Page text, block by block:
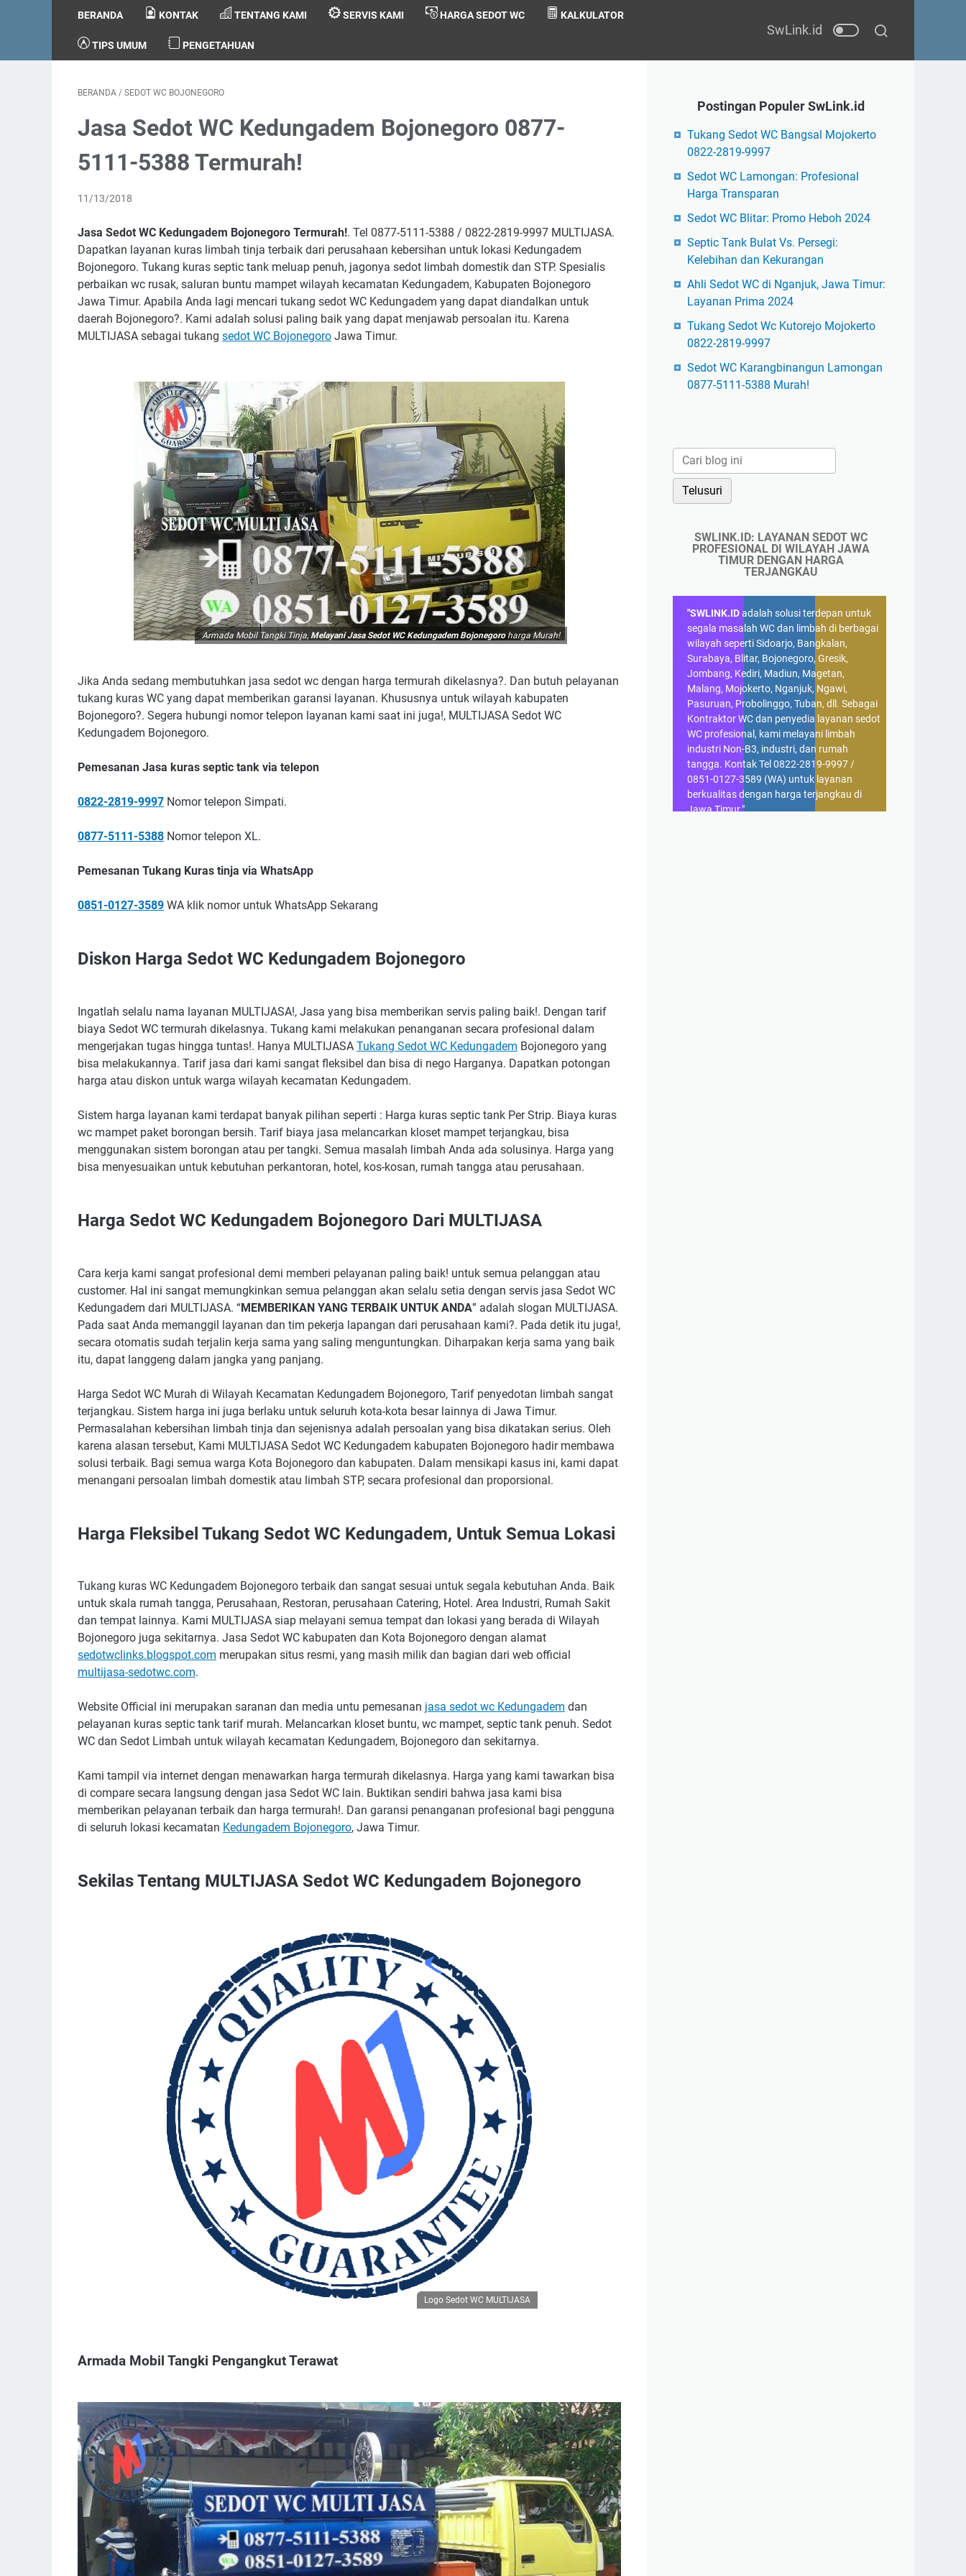
BERANDA KONTAK TENTANG KAMI SERVIS KAMI HARGA SEDOT WC KALKULATOR
TIPS UMUM PENGETAHUAN
BERANDA / SEDOT WC BOJONEGORO
Jasa Sedot WC Kedungadem Bojonegoro 0877-
5111-5388 Termurah!
11/13/2018
Jasa Sedot WC Kedungadem Bojonegoro Termurah!. Tel 0877-5111-5388 / 0822-2819-9997 MULTIJASA.
Dapatkan layanan kuras limbah tinja terbaik dari perusahaan kebersihan untuk lokasi Kedungadem
Bojonegoro. Tukang kuras septic tank meluap penuh, jagonya sedot limbah domestik dan STP. Spesialis
perbaikan wc rusak, saluran buntu mampet wilayah kecamatan Kedungadem, Kabupaten Bojonegoro
Jawa Timur. Apabila Anda lagi mencari tukang sedot WC Kedungadem yang dapat diandalkan untuk
daerah Bojonegoro?. Kami adalah solusi paling baik yang dapat menjawab persoalan itu. Karena
MULTIJASA sebagai tukang sedot WC Bojonegoro Jawa Timur.
Armada Mobil Tangki Tinja, Melayani Jasa Sedot WC Kedungadem Bojonegoroharga Murah!
Jika Anda sedang membutuhkan jasa sedot wc dengan harga termurah dikelasnya?. Dan butuh pelayanan
tukang kuras WC yang dapat memberikan garansi layanan. Khususnya untuk wilayah kabupaten
Bojonegoro?. Segera hubungi nomor telepon layanan kami saat ini juga!, MULTIJASA Sedot WC
Kedungadem Bojonegoro.
Pemesanan Jasa kuras septic tank via telepon
0822-2819-9997 Nomor telepon Simpati.
0877-5111-5388 Nomor telepon XL.
Pemesanan Tukang Kuras tinja via WhatsApp
0851-0127-3589 WA klik nomor untuk WhatsApp Sekarang
Diskon Harga Sedot WC Kedungadem Bojonegoro
Ingatlah selalu nama layanan MULTIJASA!, Jasa yang bisa memberikan servis paling baik!. Dengan tarif
biaya Sedot WC termurah dikelasnya. Tukang kami melakukan penanganan secara profesional dalam
mengerjakan tugas hingga tuntas!. Hanya MULTIJASA Tukang Sedot WC Kedungadem Bojonegoro yang
bisa melakukannya. Tarif jasa dari kami sangat fleksibel dan bisa di nego Harganya. Dapatkan potongan
harga atau diskon untuk warga wilayah kecamatan Kedungadem.
Sistem harga layanan kami terdapat banyak pilihan seperti : Harga kuras septic tank Per Strip. Biaya kuras
wc mampet paket borongan bersih. Tarif biaya jasa melancarkan kloset mampet terjangkau, bisa
menggunakan sistem borongan atau per tangki. Semua masalah limbah Anda ada solusinya. Harga yang
bisa menyesuaikan untuk kebutuhan perkantoran, hotel, kos-kosan, rumah tangga atau perusahaan.
Harga Sedot WC Kedungadem Bojonegoro Dari MULTIJASA
Cara kerja kami sangat profesional demi memberi pelayanan paling baik! untuk semua pelanggan atau
customer. Hal ini sangat memungkinkan semua pelanggan akan selalu setia dengan servis jasa Sedot WC
Kedungadem dari MULTIJASA. “MEMBERIKAN YANG TERBAIK UNTUK ANDA” adalah slogan MULTIJASA.
Pada saat Anda memanggil layanan dan tim pekerja lapangan dari perusahaan kami?. Pada detik itu juga!,
secara otomatis sudah terjalin kerja sama yang saling menguntungkan. Diharpakan kerja sama yang baik
itu, dapat langgeng dalam jangka yang panjang.
Harga Sedot WC Murah di Wilayah Kecamatan Kedungadem Bojonegoro, Tarif penyedotan limbah sangat
terjangkau. Sistem harga ini juga berlaku untuk seluruh kota-kota besar lainnya di Jawa Timur.
Permasalahan kebersihan limbah tinja dan sejenisnya adalah persoalan yang bisa dikatakan serius. Oleh
karena alasan tersebut, Kami MULTIJASA Sedot WC Kedungadem kabupaten Bojonegoro hadir membawa
solusi terbaik. Bagi semua warga Kota Bojonegoro dan kabupaten. Dalam mensikapi kasus ini, kami dapat
menangani persoalan limbah domestik atau limbah STP, secara profesional dan proporsional.
Harga Fleksibel Tukang Sedot WC Kedungadem, Untuk Semua Lokasi
Tukang kuras WC Kedungadem Bojonegoro terbaik dan sangat sesuai untuk segala kebutuhan Anda. Baik
untuk skala rumah tangga, Perusahaan, Restoran, perusahaan Catering, Hotel. Area Industri, Rumah Sakit
dan tempat lainnya. Kami MULTIJASA siap melayani semua tempat dan lokasi yang berada di Wilayah
Bojonegoro juga sekitarnya. Jasa Sedot WC kabupaten dan Kota Bojonegoro dengan alamat
sedotwclinks.blogspot.com merupakan situs resmi, yang masih milik dan bagian dari web official
multijasa-sedotwc.com.
Website Official ini merupakan saranan dan media untu pemesanan jasa sedot wc Kedungadem dan
pelayanan kuras septic tank tarif murah. Melancarkan kloset buntu, wc mampet, septic tank penuh. Sedot
WC dan Sedot Limbah untuk wilayah kecamatan Kedungadem, Bojonegoro dan sekitarnya.
Kami tampil via internet dengan menawarkan harga termurah dikelasnya. Harga yang kami tawarkan bisa
di compare secara langsung dengan jasa Sedot WC lain. Buktikan sendiri bahwa jasa kami bisa
memberikan pelayanan terbaik dan harga termurah!. Dan garansi penanganan profesional bagi pengguna
di seluruh lokasi kecamatan Kedungadem Bojonegoro, Jawa Timur.
Sekilas Tentang MULTIJASA Sedot WC Kedungadem Bojonegoro
Logo Sedot WC MULTIJASA
Armada Mobil Tangki Pengangkut Terawat
Postingan Populer SwLink.id
Tukang Sedot WC Bangsal Mojokerto
0822-2819-9997
Sedot WC Lamongan: Profesional
Harga Transparan
Sedot WC Blitar: Promo Heboh 2024
Septic Tank Bulat Vs. Persegi:
Kelebihan dan Kekurangan
Ahli Sedot WC di Nganjuk, Jawa Timur:
Layanan Prima 2024
Tukang Sedot Wc Kutorejo Mojokerto
0822-2819-9997
Sedot WC Karangbinangun Lamongan
0877-5111-5388 Murah!
SWLINK.ID: LAYANAN SEDOT WC
PROFESIONAL DI WILAYAH JAWA
TIMUR DENGAN HARGA
TERJANGKAU
"SWLINK.IDadalah solusi terdepan untuk
segala masalah WC dan limbah di berbagai
wilayah seperti Sidoarjo, Bangkalan,
Surabaya, Blitar, Bojonegoro, Gresik,
Jombang, Kediri, Madiun, Magetan,
Malang, Mojokerto, Nganjuk, Ngawi,
Pasuruan, Probolinggo, Tuban, dll. Sebagai
Kontraktor WC dan penyedia layanan sedot
WC profesional, kami melayani limbah
industri Non-B3, industri, dan rumah
tangga. Kontak Tel 0822-2819-9997 /
0851-0127-3589 (WA) untuk layanan
berkualitas dengan harga terjangkau di
Jawa Timur."